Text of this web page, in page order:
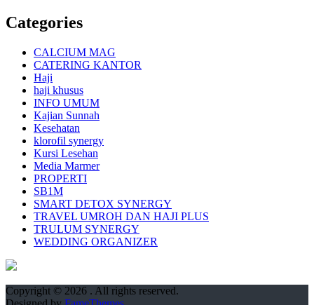
Categories
CALCIUM MAG
CATERING KANTOR
Haji
haji khusus
INFO UMUM
Kajian Sunnah
Kesehatan
klorofil synergy
Kursi Lesehan
Media Marmer
PROPERTI
SB1M
SMART DETOX SYNERGY
TRAVEL UMROH DAN HAJI PLUS
TRULUM SYNERGY
WEDDING ORGANIZER
Copyright © 2026 . All rights reserved.